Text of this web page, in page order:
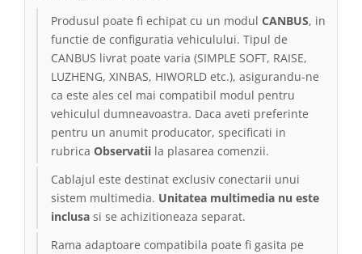
Produsul poate fi echipat cu un modul CANBUS, in
functie de configuratia vehiculului. Tipul de
CANBUS livrat poate varia (SIMPLE SOFT, RAISE,
LUZHENG, XINBAS, HIWORLD etc.), asigurandu-ne
ca este ales cel mai compatibil modul pentru
vehiculul dumneavoastra. Daca aveti preferinte
pentru un anumit producator, specificati in
rubrica Observatii la plasarea comenzii.
Cablajul este destinat exclusiv conectarii unui
sistem multimedia. Unitatea multimedia nu este
inclusa si se achizitioneaza separat.
Rama adaptoare compatibila poate fi gasita pe